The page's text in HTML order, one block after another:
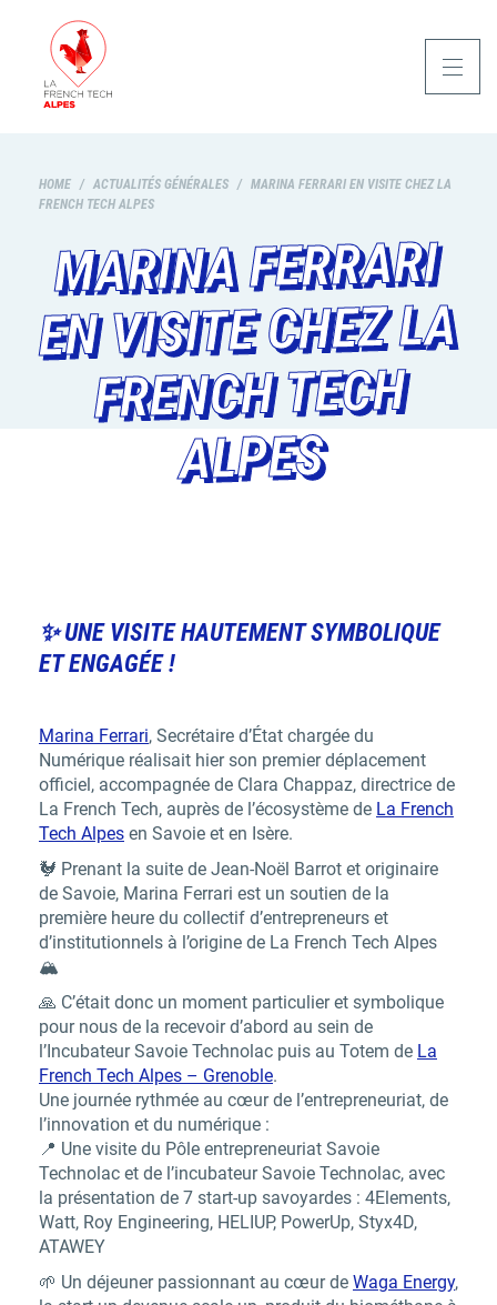
HOME / ACTUALITÉS GÉNÉRALES / MARINA FERRARI EN VISITE CHEZ LA
FRENCH TECH ALPES
MARINA FERRARI
EN VISITE CHEZ LA
FRENCH TECH
ALPES
✨ UNE VISITE HAUTEMENT SYMBOLIQUE
ET ENGAGÉE !
Marina Ferrari, Secrétaire d’État chargée du
Numérique réalisait hier son premier déplacement
officiel, accompagnée de Clara Chappaz, directrice de
La French Tech, auprès de l’écosystème de La French
Tech Alpes en Savoie et en Isère.
🐓 Prenant la suite de Jean-Noël Barrot et originaire
de Savoie, Marina Ferrari est un soutien de la
première heure du collectif d’entrepreneurs et
d’institutionnels à l’origine de La French Tech Alpes
🏔️
🙏 C’était donc un moment particulier et symbolique
pour nous de la recevoir d’abord au sein de
l’Incubateur Savoie Technolac puis au Totem de La
French Tech Alpes – Grenoble.
Une journée rythmée au cœur de l’entrepreneuriat, de
l’innovation et du numérique :
📍 Une visite du Pôle entrepreneuriat Savoie
Technolac et de l’incubateur Savoie Technolac, avec
la présentation de 7 start-up savoyardes : 4Elements,
Watt, Roy Engineering, HELIUP, PowerUp, Styx4D,
ATAWEY
🌱 Un déjeuner passionnant au cœur de Waga Energy,